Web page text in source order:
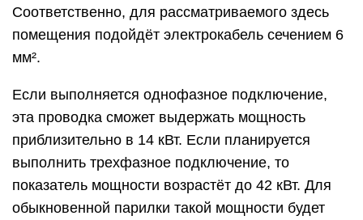
Соответственно, для рассматриваемого здесь
помещения подойдёт электрокабель сечением 6
мм².
Если выполняется однофазное подключение,
эта проводка сможет выдержать мощность
приблизительно в 14 кВт. Если планируется
выполнить трехфазное подключение, то
показатель мощности возрастёт до 42 кВт. Для
обыкновенной парилки такой мощности будет